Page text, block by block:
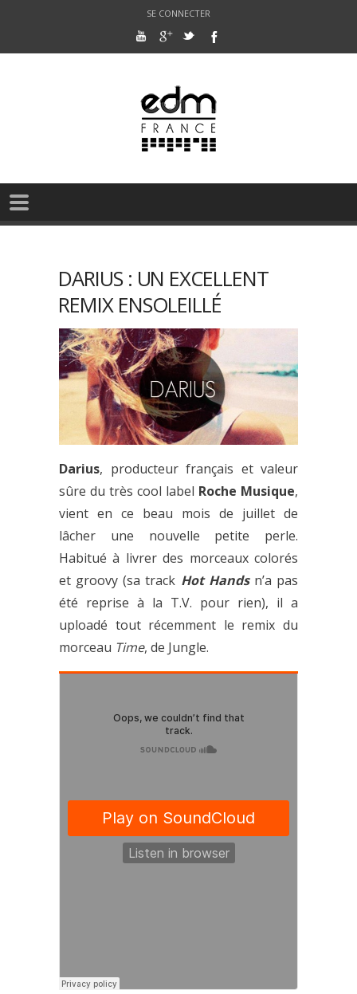
SE CONNECTER
DARIUS : UN EXCELLENT
REMIX ENSOLEILLÉ
Darius, producteur français et valeur
sûre du très cool label Roche Musique,
vient en ce beau mois de juillet de
lâcher une nouvelle petite perle.
Habitué à livrer des morceaux colorés
et groovy (sa track Hot Handsn’a pas
été reprise à la T.V. pour rien), il a
uploadé tout récemment le remix du
morceau Time, de Jungle.